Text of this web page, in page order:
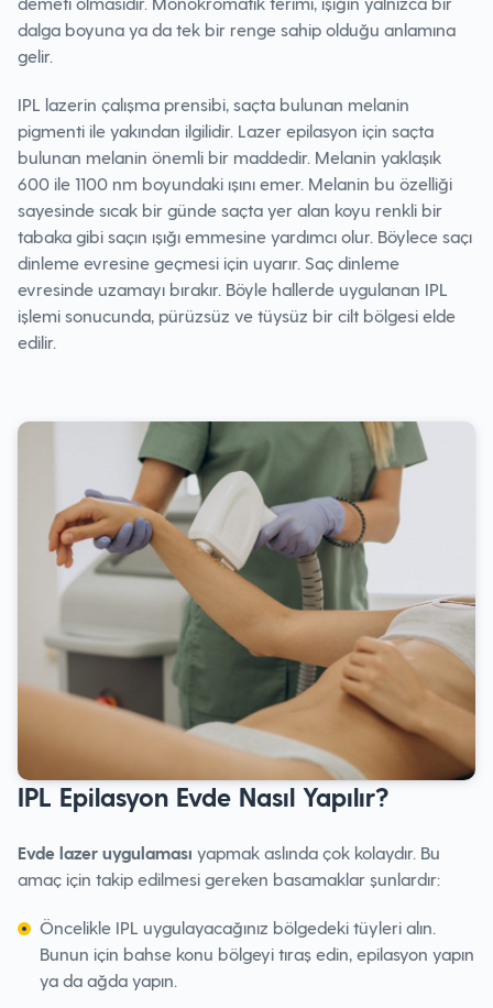
dalga boyuna ya da tek bir renge sahip olduğu anlamına
gelir.
IPL lazerin çalışma prensibi, saçta bulunan melanin
pigmenti ile yakından ilgilidir. Lazer epilasyon için saçta
bulunan melanin önemli bir maddedir. Melanin yaklaşık
600 ile 1100 nm boyundaki ışını emer. Melanin bu özelliği
sayesinde sıcak bir günde saçta yer alan koyu renkli bir
tabaka gibi saçın ışığı emmesine yardımcı olur. Böylece saçı
dinleme evresine geçmesi için uyarır. Saç dinleme
evresinde uzamayı bırakır. Böyle hallerde uygulanan IPL
işlemi sonucunda, pürüzsüz ve tüysüz bir cilt bölgesi elde
edilir.
IPL Epilasyon Evde Nasıl Yapılır?
Evde lazer uygulaması yapmak aslında çok kolaydır. Bu
amaç için takip edilmesi gereken basamaklar şunlardır:
Öncelikle IPL uygulayacağınız bölgedeki tüyleri alın.
Bunun için bahse konu bölgeyi tıraş edin, epilasyon yapın
ya da ağda yapın.